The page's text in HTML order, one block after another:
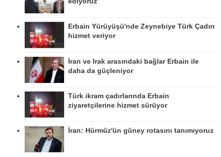
Erbain Yürüyüşü'nde Zeynebiye Türk Çadırı
hizmet veriyor
İran ve Irak arasındaki bağlar Erbain ile
daha da güçleniyor
Türk ikram çadırlarında Erbain
ziyaretçilerine hizmet sürüyor
İran: Hürmüz'ün güney rotasını tanımıyoruz